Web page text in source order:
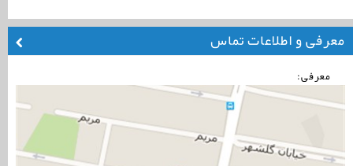
معرفی و اطلاعات تماس
معرفی: